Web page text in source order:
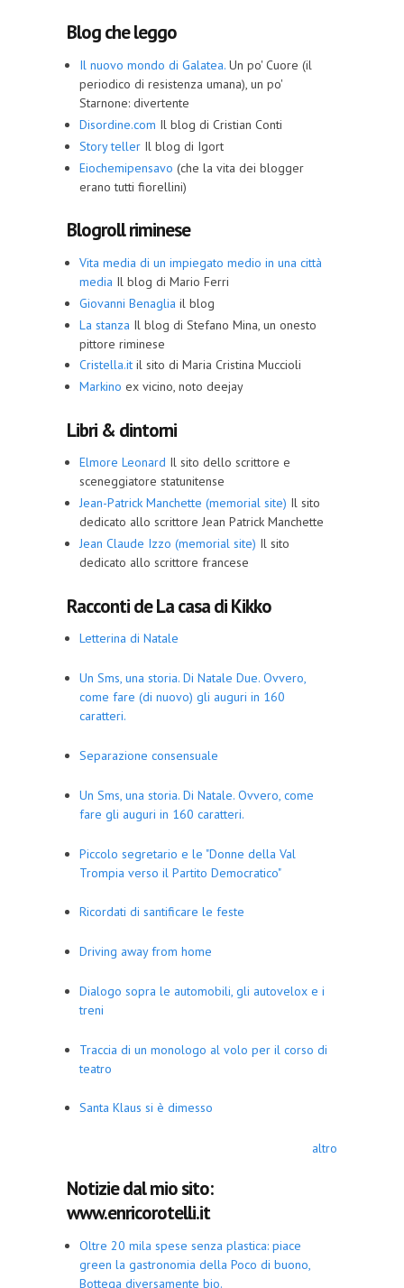
Blog che leggo
Il nuovo mondo di Galatea. Un po' Cuore (il
periodico di resistenza umana), un po'
Starnone: divertente
Disordine.com Il blog di Cristian Conti
Story teller Il blog di Igort
Eiochemipensavo (che la vita dei blogger
erano tutti fiorellini)
Blogroll riminese
Vita media di un impiegato medio in una città
media Il blog di Mario Ferri
Giovanni Benaglia il blog
La stanza Il blog di Stefano Mina, un onesto
pittore riminese
Cristella.it il sito di Maria Cristina Muccioli
Markino ex vicino, noto deejay
Libri & dintorni
Elmore Leonard Il sito dello scrittore e
sceneggiatore statunitense
Jean-Patrick Manchette (memorial site) Il sito
dedicato allo scrittore Jean Patrick Manchette
Jean Claude Izzo (memorial site) Il sito
dedicato allo scrittore francese
Racconti de La casa di Kikko
Letterina di Natale
Un Sms, una storia. Di Natale Due. Ovvero,
come fare (di nuovo) gli auguri in 160
caratteri.
Separazione consensuale
Un Sms, una storia. Di Natale. Ovvero, come
fare gli auguri in 160 caratteri.
Piccolo segretario e le "Donne della Val
Trompia verso il Partito Democratico"
Ricordati di santificare le feste
Driving away from home
Dialogo sopra le automobili, gli autovelox e i
treni
Traccia di un monologo al volo per il corso di
teatro
Santa Klaus si è dimesso
altro
Notizie dal mio sito:
www.enricorotelli.it
Oltre 20 mila spese senza plastica: piace
green la gastronomia della Poco di buono,
Bottega diversamente bio.